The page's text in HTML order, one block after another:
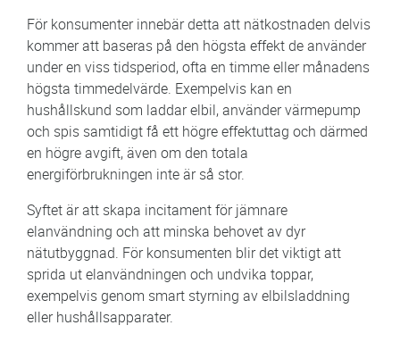
För konsumenter innebär detta att nätkostnaden delvis
kommer att baseras på den högsta effekt de använder
under en viss tidsperiod, ofta en timme eller månadens
högsta timmedelvärde. Exempelvis kan en
hushållskund som laddar elbil, använder värmepump
och spis samtidigt få ett högre effektuttag och därmed
en högre avgift, även om den totala
energiförbrukningen inte är så stor.
Syftet är att skapa incitament för jämnare
elanvändning och att minska behovet av dyr
nätutbyggnad. För konsumenten blir det viktigt att
sprida ut elanvändningen och undvika toppar,
exempelvis genom smart styrning av elbilsladdning
eller hushållsapparater.